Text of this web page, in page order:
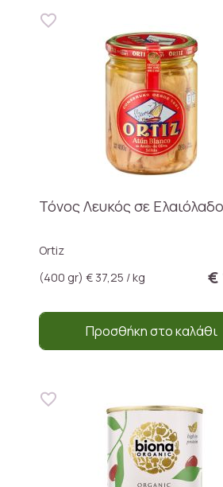
Τόνος Λευκός σε Ελαιόλαδο
Ortiz
(400 gr) € 37,25 / kg
€
Προσθήκη στο καλάθι